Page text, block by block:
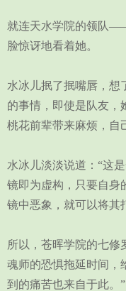
就连天水学院的领队
脸惊讶地看着她。
水冰儿抿了抿嘴唇，想
的事情，即使是队友，
桃花前辈带来麻烦，自
水冰儿淡淡说道：“这
镜即为虚构，只要自身
镜中恶象，就可以将其
所以，苍晖学院的七修
魂师的恐惧拖延时间，
到的痛苦也来自于此。”